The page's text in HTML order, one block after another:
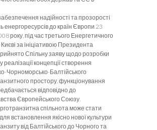
надійності та прозорості
енергоресурсів до країн Європи 23
року, під час третього Енергетичного
за ініціативою Президента
Спільну заяву щодо розробки
реалізації кон­цепції створення
Чорноморсько-Балтійського
простору, функціонування
відповідно до
Європейського Союзу.
спільнота може стати
встановлення якісно нової культури
від Балтійського до Чорного та